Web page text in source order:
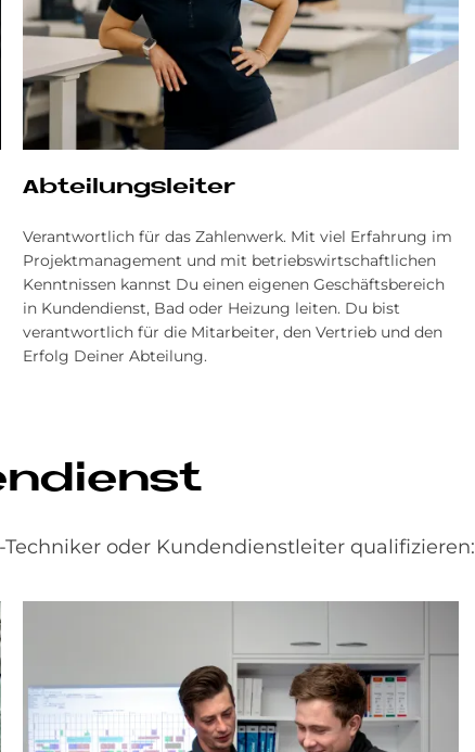
Ab­tei­lungs­lei­ter
Verantwortlich für das Zahlenwerk. Mit viel Erfahrung im
Projektmanagement und mit betriebs­wirtschaftlichen
Kenntnissen kannst Du einen eigenen Geschäftsbereich
in Kundendienst, Bad oder Heizung leiten. Du bist
verantwortlich für die Mitarbeiter, den Vertrieb und den
Erfolg Deiner Abteilung.
oder Kundendienstleiter qualifizieren: